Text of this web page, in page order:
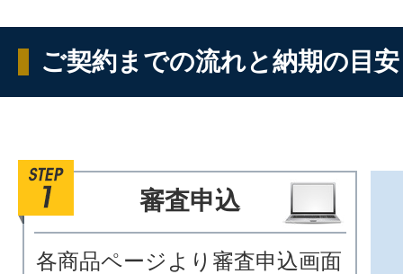
ご契約までの流れと納期の目安
審査申込
各商品ページより審査申込画面